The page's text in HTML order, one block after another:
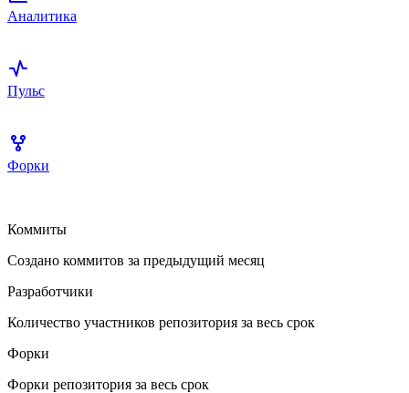
Аналитика
Пульс
Форки
Коммиты
Создано коммитов за предыдущий месяц
Разработчики
Количество участников репозитория за весь срок
Форки
Форки репозитория за весь срок